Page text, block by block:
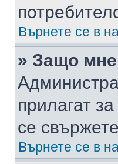
Върнете се в
» Защо
прилагат
се
Върнете се в